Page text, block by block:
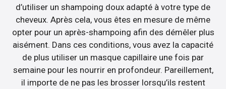
d’utiliser un shampoing doux adapté à votre type de
cheveux. Après cela, vous êtes en mesure de même
opter pour un après-shampoing afin des démêler plus
aisément. Dans ces conditions, vous avez la capacité
de plus utiliser un masque capillaire une fois par
semaine pour les nourrir en profondeur. Pareillement,
il importe de ne pas les brosser lorsqu’ils restent